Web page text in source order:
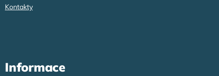
Kontakty
Informace